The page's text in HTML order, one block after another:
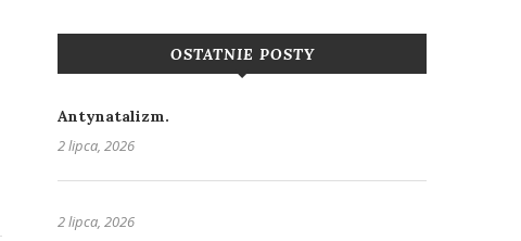
OSTATNIE POSTY
Antynatalizm.
2 lipca, 2026
2 lipca, 2026